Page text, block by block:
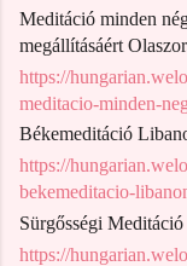
Meditáció minden
megállításáért
https://
meditacio-minden-
Békemeditáció
https://
bekemeditacio-
Sürgősségi
https://